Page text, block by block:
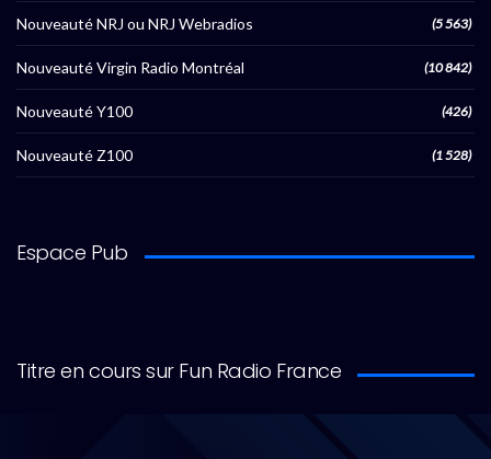
Nouveauté NRJ ou NRJ Webradios (5 563)
Nouveauté Virgin Radio Montréal (10 842)
Nouveauté Y100 (426)
Nouveauté Z100 (1 528)
Espace Pub
Titre en cours sur Fun Radio France